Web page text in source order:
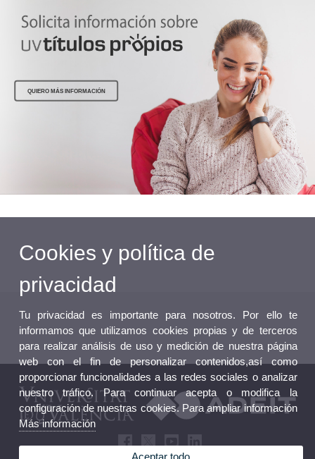
QUIERO MÁS INFORMACIÓN
Cookies y política de
privacidad
Tu privacidad es importante para nosotros. Por ello te
informamos que utilizamos cookies propias y de terceros
para realizar análisis de uso y medición de nuestra página
web con el fin de personalizar contenidos,así como
proporcionar funcionalidades a las redes sociales o analizar
nuestro tráfico. Para continuar acepta o modifica la
configuración de nuestras cookies. Para ampliar información
Más información
Aceptar todo